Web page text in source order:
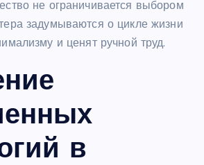
не ограничивается выбором
задумываются о цикле жизни
и ценят ручной труд.
в